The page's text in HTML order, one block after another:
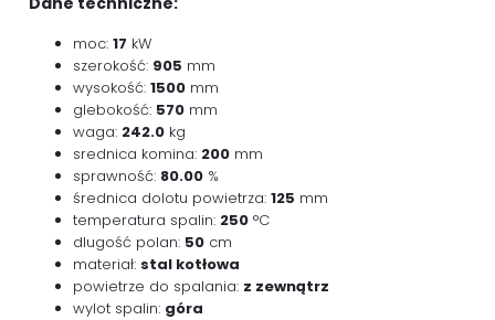
moc: 17 kW
szerokość: 905 mm
wysokość: 1500 mm
glebokość: 570 mm
waga: 242.0 kg
srednica komina: 200 mm
sprawność: 80.00 %
średnica dolotu powietrza: 125 mm
temperatura spalin: 250 °C
dlugość polan: 50 cm
materiał: stal kotłowa
powietrze do spalania: z zewnątrz
wylot spalin: góra